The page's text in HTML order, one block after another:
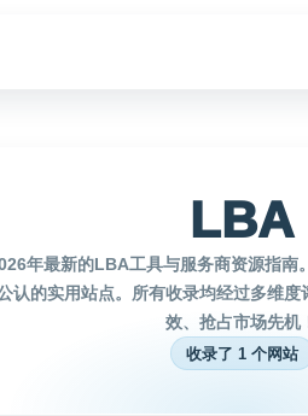
LBA
年最新的LBA工具与服务商资源指
认的实用站点。所有收录均经过多维
效、抢占市场先机
收录了 1 个网站